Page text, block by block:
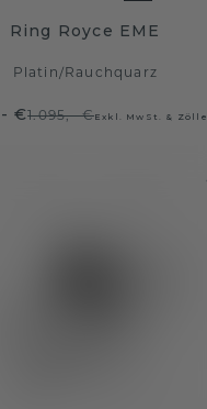
Ring Royce EME
Platin/Rauchquarz
€1.095,- €Exkl. MwSt. & Zölle